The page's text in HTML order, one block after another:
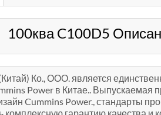
100ква C100D5
Ко., ООО. является
Power в Китае.. Выпускаемая
Cummins Power., стандарты
комплексную гарантию качества